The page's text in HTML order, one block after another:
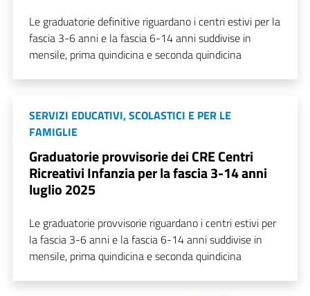
Le graduatorie definitive riguardano i centri estivi per la
fascia 3-6 anni e la fascia 6-14 anni suddivise in
mensile, prima quindicina e seconda quindicina
SERVIZI EDUCATIVI, SCOLASTICI E PER LE
FAMIGLIE
Graduatorie provvisorie dei CRE Centri
Ricreativi Infanzia per la fascia 3-14 anni
luglio 2025
Le graduatorie provvisorie riguardano i centri estivi per
la fascia 3-6 anni e la fascia 6-14 anni suddivise in
mensile, prima quindicina e seconda quindicina